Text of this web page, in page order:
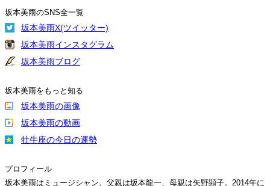
坂本美雨のSNS全一覧
坂本美雨X(ツイッター)
坂本美雨インスタグラム
坂本美雨ブログ
坂本美雨をもっと知る
坂本美雨の画像
坂本美雨の動画
牡牛座の今日の運勢
プロフィール
坂本美雨はミュージシャン。父親は坂本龍一、母親は矢野顕子。2014年に